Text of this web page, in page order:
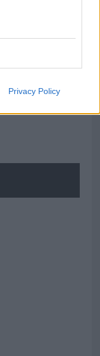
Privacy Policy